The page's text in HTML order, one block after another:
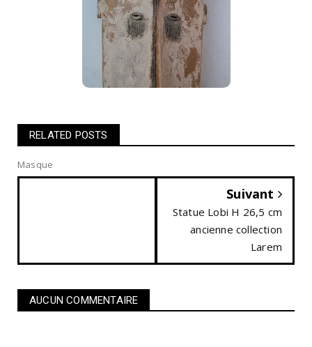
RELATED POSTS
Masque
Suivant
Statue Lobi H 26,5 cm
ancienne collection
Larem
AUCUN COMMENTAIRE